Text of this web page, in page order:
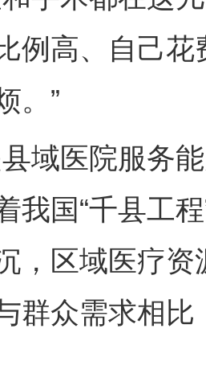
例高、自己
。”
医院服务能
我国“千县工
，区域医疗
群众需求相